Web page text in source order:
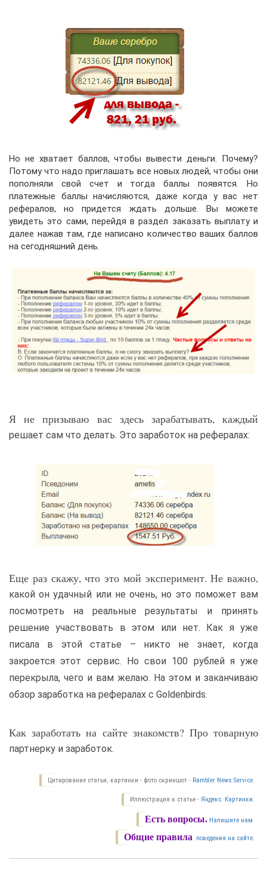
Но не хватает баллов, чтобы вывести деньги. Почему?
Потому что надо приглашать все новых людей, чтобы они
пополняли свой счет и тогда баллы появятся. Но
платежные баллы начисляются, даже когда у вас нет
рефералов, но придется ждать дольше. Вы можете
увидеть это сами, перейдя в раздел заказать выплату и
далее нажав там, где написано количество ваших баллов
на сегодняшний день.
Я не призываю вас здесь зарабатывать, каждый
решает сам что делать. Это заработок на рефералах:
Еще раз скажу, что это мой эксперимент. Не важно,
какой он удачный или не очень, но это поможет вам
посмотреть на реальные результаты и принять
решение участвовать в этом или нет. Как я уже
писала в этой статье – никто не знает, когда
закроется этот сервис. Но свои 100 рублей я уже
перекрыла, чего и вам желаю. На этом и заканчиваю
обзор заработка на рефералах с Goldenbirds.
Как заработать на сайте знакомств? Про товарную
партнерку и заработок.
Цитирование статьи, картинки - фото скриншот - Rambler News Service.
Иллюстрация к статье - Яндекс. Картинки.
Есть вопросы. Напишите нам.
Общие правила поведения на сайте.